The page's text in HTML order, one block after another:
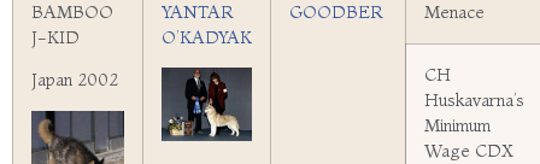
BAMBOO
J-KID
Japan 2002
YANTAR
O’KADYAK
GOODBER
Menace
CH
Huskavarna’s
Minimum
Wage CDX